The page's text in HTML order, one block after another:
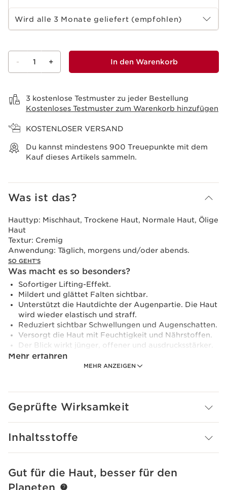
Abo-Zeitraum wählen
Wird alle 3 Monate geliefert (empfohlen)
- 1 + In den Warenkorb
3 kostenlose Testmuster zu jeder Bestellung
Kostenloses Testmuster zum Warenkorb hinzufügen
KOSTENLOSER VERSAND
Du kannst mindestens 900 Treuepunkte mit dem
Kauf dieses Artikels sammeln.
Was ist das?
MEHR ANZEIGEN
Hauttyp: Mischhaut, Trockene Haut, Normale Haut, Ölige
Haut
Textur: Cremig
Anwendung: Täglich, morgens und/oder abends.
SO GEHT'S
Was macht es so besonders?
Sofortiger Lifting-Effekt.
Mildert und glättet Falten sichtbar.
Unterstützt die Hautdichte der Augenpartie. Die Haut
wird wieder elastisch und straff.
Reduziert sichtbar Schwellungen und Augenschatten.
Versorgt die Haut mit Feuchtigkeit und Nährstoffen.
Der Blick wirkt jünger, offener und ausdrucksstärker.
Mehr erfahren
Was wäre, wenn du die Möglichkeit hättest, deinen Blick
technologische Meisterleistung mit einer doppelten
[RETINOL-LIKE TECHNOLOGY]
- Ein leistungsstarker
von den Laboratoires Clarins ins Zentrum seiner
Forschung gestellte Aktivstoff mit patentierter
Geprüfte Wirksamkeit
Inhaltsstoffe
WEITER ZUM INHALT
Gut für die Haut, besser für den